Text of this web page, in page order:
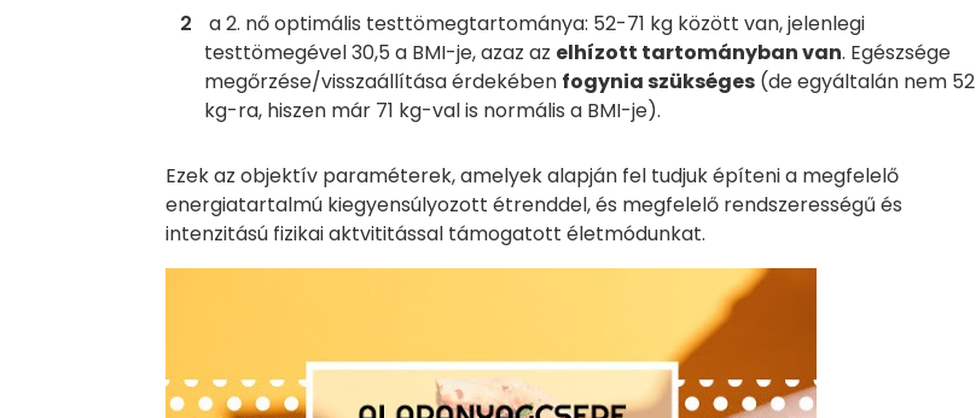
a 2. nő optimális testtömegtartománya: 52-71 kg között van, jelenlegi
testtömegével 30,5 a BMI-je, azaz az elhízott tartományban van. Egészsége
megőrzése/visszaállítása érdekében fogynia szükséges (de egyáltalán nem 52
kg-ra, hiszen már 71 kg-val is normális a BMI-je).
Ezek az objektív paraméterek, amelyek alapján fel tudjuk építeni a megfelelő
energiatartalmú kiegyensúlyozott étrenddel, és megfelelő rendszerességű és
intenzitású fizikai aktvititással támogatott életmódunkat.